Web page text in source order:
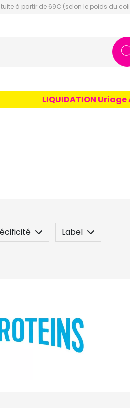
à partir de 69€ (selon le poids du
Fachon
LIQUIDATION Uriage
Label